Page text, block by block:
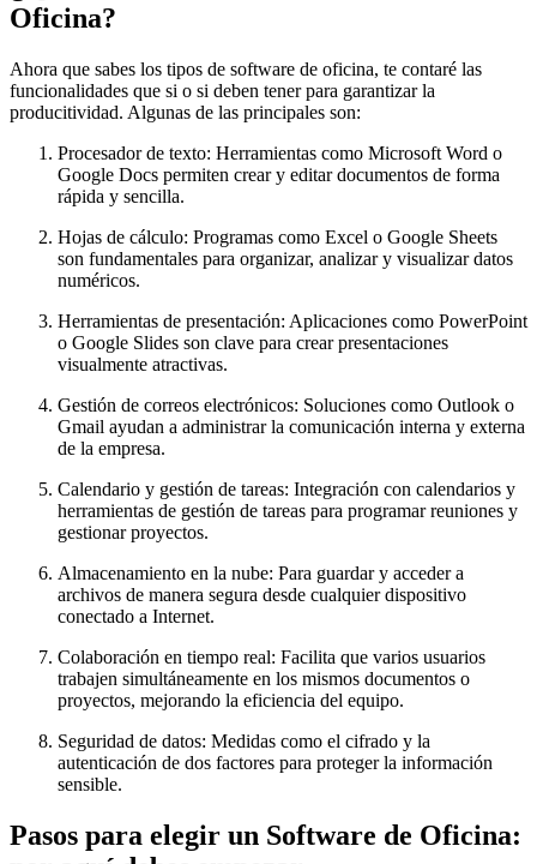
Oficina?
Ahora que sabes los tipos de software de oficina, te contaré las
funcionalidades que si o si deben tener para garantizar la
producitividad. Algunas de las principales son:
Procesador de texto: Herramientas como Microsoft Word o
Google Docs permiten crear y editar documentos de forma
rápida y sencilla.
Hojas de cálculo: Programas como Excel o Google Sheets
son fundamentales para organizar, analizar y visualizar datos
numéricos.
Herramientas de presentación: Aplicaciones como PowerPoint
o Google Slides son clave para crear presentaciones
visualmente atractivas.
Gestión de correos electrónicos: Soluciones como Outlook o
Gmail ayudan a administrar la comunicación interna y externa
de la empresa.
Calendario y gestión de tareas: Integración con calendarios y
herramientas de gestión de tareas para programar reuniones y
gestionar proyectos.
Almacenamiento en la nube: Para guardar y acceder a
archivos de manera segura desde cualquier dispositivo
conectado a Internet.
Colaboración en tiempo real: Facilita que varios usuarios
trabajen simultáneamente en los mismos documentos o
proyectos, mejorando la eficiencia del equipo.
Seguridad de datos: Medidas como el cifrado y la
autenticación de dos factores para proteger la información
sensible.
Pasos para elegir un Software de Oficina: